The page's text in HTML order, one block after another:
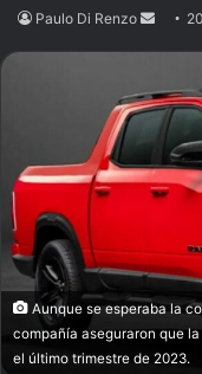
Paulo Di Renzo
Send
Aunque se esperaba la
compañía aseguraron que
el último trimestre de 2023.